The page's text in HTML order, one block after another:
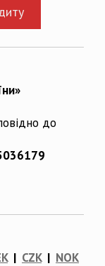
до
| CZK| NOK